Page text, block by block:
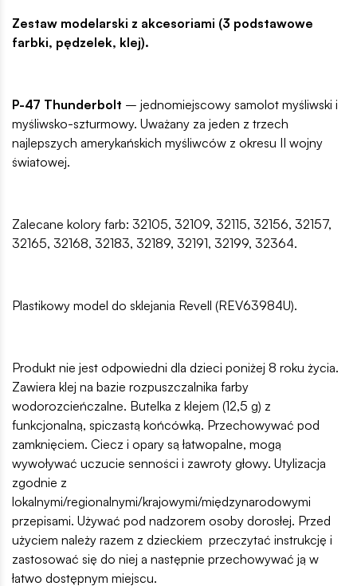
Zestaw modelarski z akcesoriami (3 podstawowe
farbki, pędzelek, klej).
P-47 Thunderbolt – jednomiejscowy samolot myśliwski i
myśliwsko-szturmowy. Uważany za jeden z trzech
najlepszych amerykańskich myśliwców z okresu II wojny
światowej.
Zalecane kolory farb: 32105, 32109, 32115, 32156, 32157,
32165, 32168, 32183, 32189, 32191, 32199, 32364.
Plastikowy model do sklejania Revell (REV63984U).
Produkt nie jest odpowiedni dla dzieci poniżej 8 roku życia.
Zawiera klej na bazie rozpuszczalnika farby
wodorozcieńczalne. Butelka z klejem (12,5 g) z
funkcjonalną, spiczastą końcówką. Przechowywać pod
zamknięciem. Ciecz i opary są łatwopalne, mogą
wywoływać uczucie senności i zawroty głowy. Utylizacja
zgodnie z
lokalnymi/regionalnymi/krajowymi/międzynarodowymi
przepisami. Używać pod nadzorem osoby dorosłej. Przed
użyciem należy razem z dzieckiem przeczytać instrukcję i
zastosować się do niej a następnie przechowywać ją w
łatwo dostępnym miejscu.